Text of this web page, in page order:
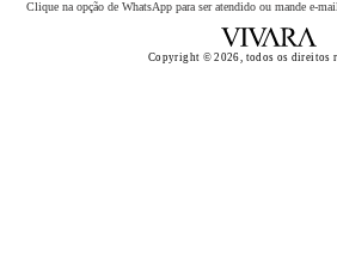
Clique na opção de WhatsApp para ser atendido ou mande e-
Copyright © 2026, todos os direitos